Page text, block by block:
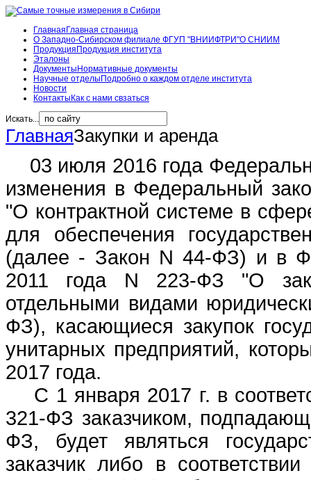
Главная Главная страница
О Западно-Сибирском филиале ФГУП "ВНИИФТРИ"О СНИИМ
Продукция Продукция института
Эталоны
Документы Нормативные документы
Научные отделы Подробно о каждом отделе института
Новости
Контакты Как с нами свзаться
Искать...
ГлавнаяЗакупки и аренда
03 июля 2016 года
изменения в Федеральный
"О контрактной системе в
для обеспечения
(далее - Закон N 44-ФЗ) и в
2011 года N 223-ФЗ "О
отдельными видами
ФЗ), касающиеся закупок
унитарных предприятий,
2017 года.
С 1 января 2017 г. в
321-ФЗ заказчиком,
ФЗ, будет являться
заказчик либо в